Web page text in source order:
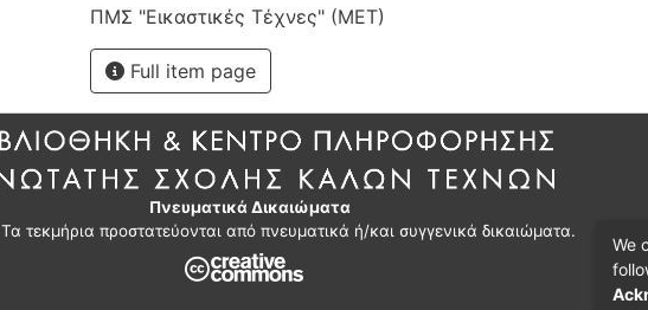
ΠΜΣ "Εικαστικές Τέχνες" (ΜΕΤ)
Full item page
Πνευματικά Δικαιώματα
Τα τεκμήρια προστατεύονται από πνευματικά ή/και συγγενικά δικαιώματα.
We